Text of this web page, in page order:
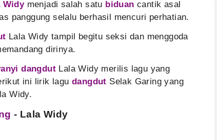
Widymenjadi salah satu biduan cantik asal
panggung selalu berhasil mencuri perhatian.
Lala Widy tampil begitu seksi dan menggoda
dirinya.
dangdutLala Widy merilis lagu yang
ini lirik lagu dangdut Selak Garing yang
Widy.
- Lala Widy